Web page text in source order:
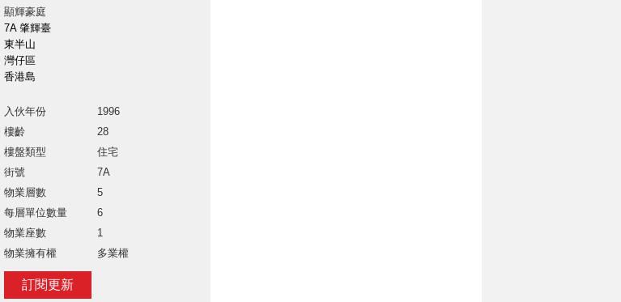
顯輝豪庭
7A 肇輝臺
東半山
灣仔區
香港島
入伙年份
1996
樓齡
28
樓盤類型
住宅
街號
7A
物業層數
5
每層單位數量
6
物業座數
1
物業擁有權
多業權
訂閱更新